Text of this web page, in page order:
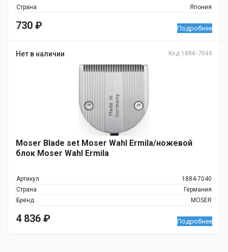
Страна Япония
730 ₽ Подробнее
Нет в наличии Код 1884-7040
Moser Blade set Moser Wahl Ermila/ножевой
блок Moser Wahl Ermila
Артикул
1884-7040
Страна
Германия
Бренд
MOSER
4 836 ₽ Подробнее